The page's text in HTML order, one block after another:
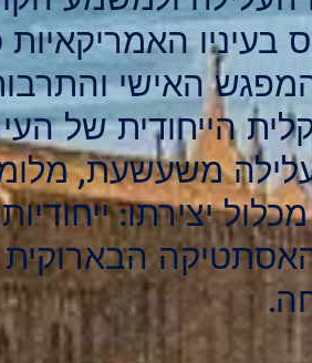
האמריקאיות
האישי
הייחודית של
עלילה משעשעת,
יצירתו:
הבארוקית